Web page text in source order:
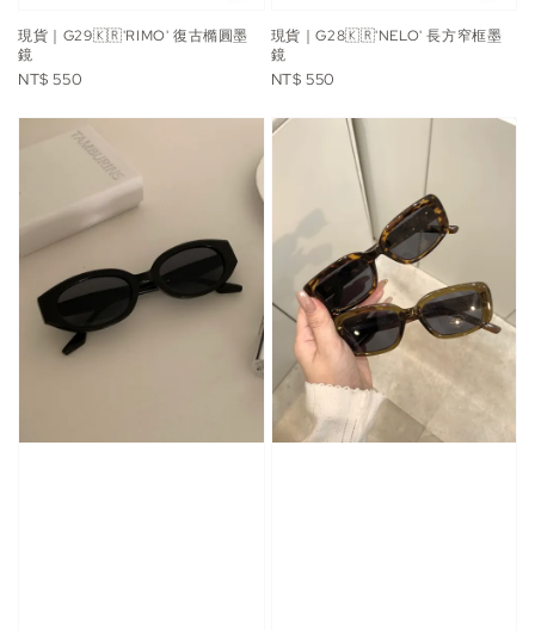
現貨｜G29🇰🇷'RIMO' 復古橢圓墨
鏡
Regular
NT$ 550
現貨｜G28🇰🇷'NELO' 長方窄框墨
鏡
Regular
NT$ 550